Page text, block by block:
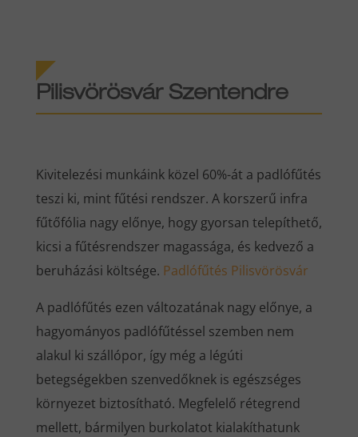
Pilisvörösvár Szentendre
Kivitelezési munkáink közel 60%-át a padlófűtés
teszi ki, mint fűtési rendszer. A korszerű infra
fűtőfólia nagy előnye, hogy gyorsan telepíthető,
kicsi a fűtésrendszer magassága, és kedvező a
beruházási költsége. Padlófűtés Pilisvörösvár
A padlófűtés ezen változatának nagy előnye, a
hagyományos padlófűtéssel szemben nem
alakul ki szállópor, így még a légúti
betegségekben szenvedőknek is egészséges
környezet biztosítható. Megfelelő rétegrend
mellett, bármilyen burkolatot kialakíthatunk